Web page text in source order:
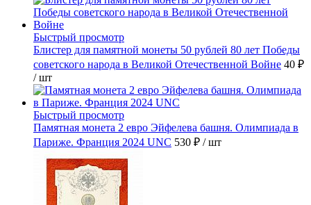
Быстрый просмотр
Блистер для памятной монеты 50 рублей 80 лет Победы
советского народа в Великой Отечественной Войне 40 ₽
/ шт
Быстрый просмотр
Памятная монета 2 евро Эйфелева башня. Олимпиада в
Париже. Франция 2024 UNC 530 ₽ / шт